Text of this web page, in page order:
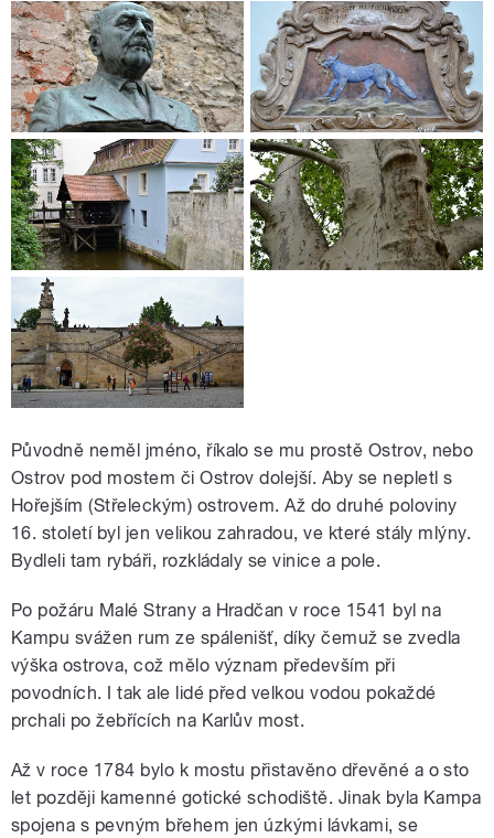
Původně neměl jméno, říkalo se mu prostě Ostrov, nebo
Ostrov pod mostem či Ostrov dolejší. Aby se nepletl s
Hořejším (Střeleckým) ostrovem. Až do druhé poloviny
16. století byl jen velikou zahradou, ve které stály mlýny.
Bydleli tam rybáři, rozkládaly se vinice a pole.
Po požáru Malé Strany a Hradčan v roce 1541 byl na
Kampu svážen rum ze spálenišť, díky čemuž se zvedla
výška ostrova, což mělo význam především při
povodních. I tak ale lidé před velkou vodou pokaždé
prchali po žebřících na Karlův most.
Až v roce 1784 bylo k mostu přistavěno dřevěné a o sto
let později kamenné gotické schodiště. Jinak byla Kampa
spojena s pevným břehem jen úzkými lávkami, se